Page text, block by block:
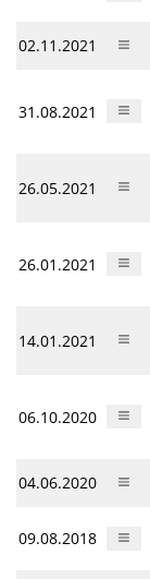
02.11.2021
31.08.2021
26.05.2021
26.01.2021
14.01.2021
06.10.2020
04.06.2020
09.08.2018